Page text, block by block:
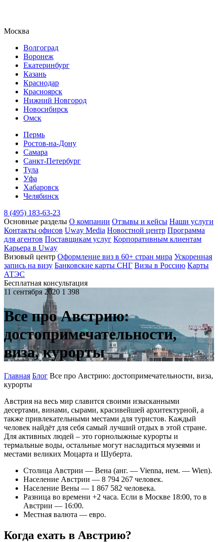
Москва
Волгоград
Воронеж
Екатеринбург
Казань
Краснодар
Красноярск
Нижний Новгород
Новосибирск
Омск
Пермь
Ростов-на-Дону
Самара
Санкт-Петербург
Тула
Уфа
Хабаровск
Челябинск
8 (495) 183-63-23
Основные разделы О компании Отзывы и кейсы Наши услуги
Контакты офисов Uway Media Новостной центр Программа
для агентов Поставщикам услуг Корпоративным клиентам
Карьера в Uway
Визовый центр Оформление виз в 60+ стран мира Ускоренная
запись на визу Банковские карты СНГ Визы в Россию Карты
АТЭС
Бесплатная консультация
11 сентября 2020 1 398
Все про Австрию:
достопримечательности,
виза, курорты
Главная Блог Все про Австрию: достопримечательности, виза,
курорты
Австрия на весь мир славится своими изысканными
десертами, винами, сырами, красивейшей архитектурной, а
также привлекательными местами для туристов. Каждый
человек найдёт для себя самый лучший отдых в этой стране.
Для активных людей – это горнолыжные курорты и
термальные воды, остальные могут насладиться музеями и
местами великих Моцарта и Шуберта.
Столица Австрии — Вена (анг. — Vienna, нем. — Wien).
Население Австрии — 8 794 267 человек.
Население Вены — 1 867 582 человека.
Разница во времени +2 часа. Если в Москве 18:00, то в
Австрии — 16:00.
Местная валюта — евро.
Когда ехать в Австрию?